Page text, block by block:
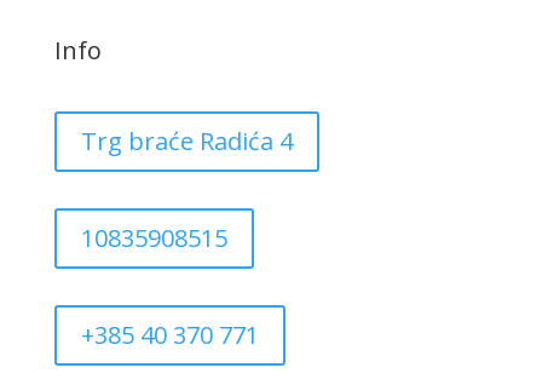
Info
Trg braće Radića 4
10835908515
+385 40 370 771